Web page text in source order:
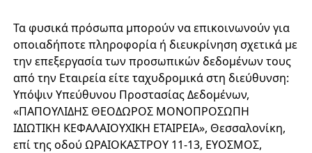
Τα φυσικά πρόσωπα μπορούν να επικοινωνούν για
οποιαδήποτε πληροφορία ή διευκρίνηση σχετικά με
την επεξεργασία των προσωπικών δεδομένων τους
από την Εταιρεία είτε ταχυδρομικά στη διεύθυνση:
Υπόψιν Υπεύθυνου Προστασίας Δεδομένων,
«ΠΑΠΟΥΛΙΔΗΣ ΘΕΟΔΩΡΟΣ ΜΟΝΟΠΡΟΣΩΠΗ
ΙΔΙΩΤΙΚΗ ΚΕΦΑΛΑΙΟΥΧΙΚΗ ΕΤΑΙΡΕΙΑ», Θεσσαλονίκη,
επί της οδού ΩΡΑΙΟΚΑΣΤΡΟΥ 11-13, ΕΥΟΣΜΟΣ,